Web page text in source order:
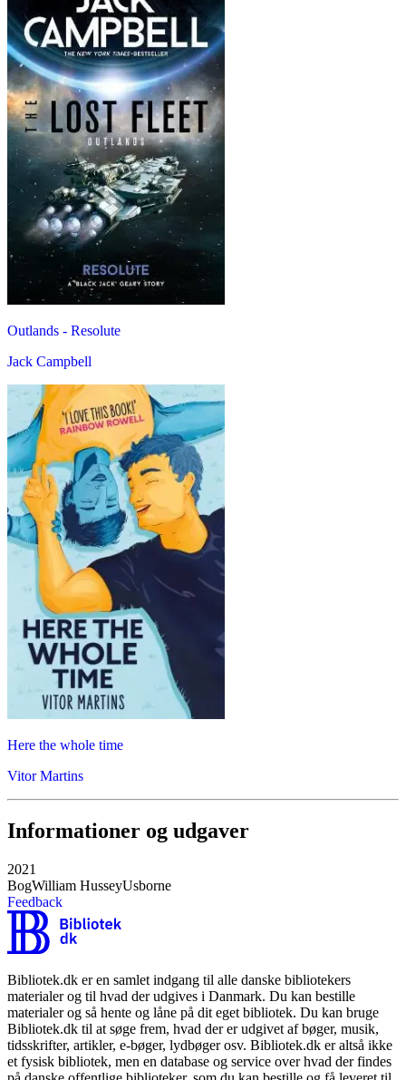
Outlands - Resolute
Jack Campbell
Here the whole time
Vitor Martins
Informationer og udgaver
2021
BogWilliam HusseyUsborne
Feedback
Bibliotek.dk er en samlet indgang til alle danske bibliotekers
materialer og til hvad der udgives i Danmark. Du kan bestille
materialer og så hente og låne på dit eget bibliotek. Du kan bruge
Bibliotek.dk til at søge frem, hvad der er udgivet af bøger, musik,
tidsskrifter, artikler, e-bøger, lydbøger osv. Bibliotek.dk er altså ikke
et fysisk bibliotek, men en database og service over hvad der findes